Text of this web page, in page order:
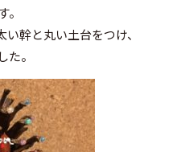
幹と丸い土台をつけ、
。